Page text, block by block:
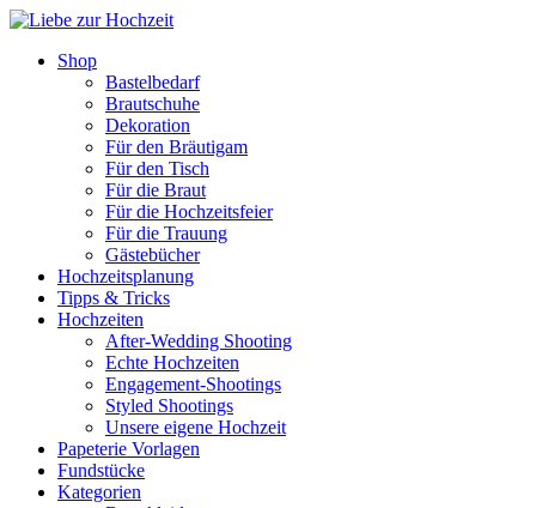
Shop
Bastelbedarf
Brautschuhe
Dekoration
Für den Bräutigam
Für den Tisch
Für die Braut
Für die Hochzeitsfeier
Für die Trauung
Gästebücher
Hochzeitsplanung
Tipps & Tricks
Hochzeiten
After-Wedding Shooting
Echte Hochzeiten
Engagement-Shootings
Styled Shootings
Unsere eigene Hochzeit
Papeterie Vorlagen
Fundstücke
Kategorien